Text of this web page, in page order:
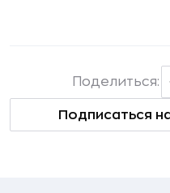
Подписаться
Поделиться: